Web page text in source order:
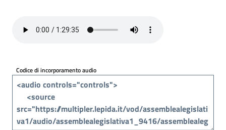
Per
cittadini
Codice di incorporamento audio